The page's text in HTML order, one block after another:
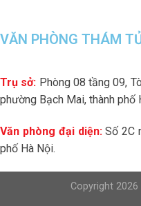
VĂN PHÒNG THÁM
Trụ sở: Phòng 08 tầng 09,
phường Bạch Mai, thành phố
Văn phòng đại diện:Số 2C
phố Hà Nội.
Copyright